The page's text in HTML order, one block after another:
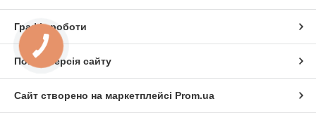
Графік роботи
Повна версія сайту
Сайт створено на маркетплейсі Prom.ua